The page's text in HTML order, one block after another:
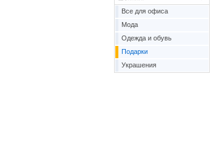
Все для офиса
Мода
Одежда и обувь
Подарки
Украшения